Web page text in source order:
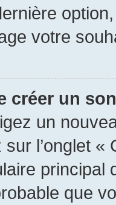
votre
créer un
un
sur l’onglet
principal
que